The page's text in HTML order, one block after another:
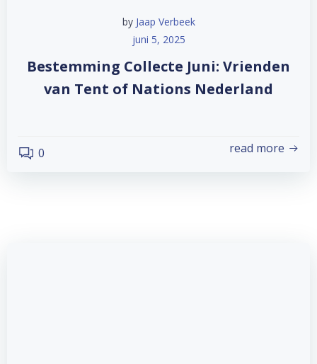
by Jaap Verbeek
juni 5, 2025
Bestemming Collecte Juni: Vrienden
van Tent of Nations Nederland
0 read more